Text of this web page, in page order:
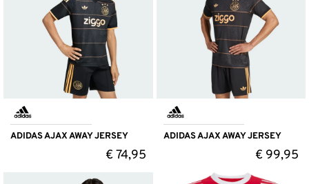
ADIDAS AJAX AWAY JERSEY
€74,95
ADIDAS AJAX AWAY JERSEY
€ 99,95